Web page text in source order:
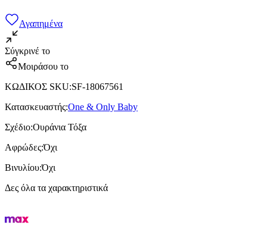
Αγαπημένα
Σύγκρινέ το
Μοιράσου το
ΚΩΔΙΚΟΣ SKU:SF-18067561
Κατασκευαστής:One & Only Baby
Σχέδιο:Ουράνια Τόξα
Αφρώδες:Όχι
Βινυλίου:Όχι
Δες όλα τα χαρακτηριστικά